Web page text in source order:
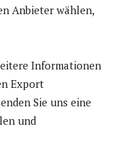
Anbieter wählen,
Informationen
Export
Sie uns eine
und